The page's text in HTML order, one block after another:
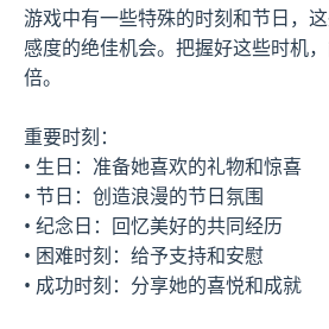
游戏中有一些特殊的时刻和节日，
感度的绝佳机会。把握好这些时机
倍。
重要时刻：
• 生日：准备她喜欢的礼物和惊喜
• 节日：创造浪漫的节日氛围
• 纪念日：回忆美好的共同经历
• 困难时刻：给予支持和安慰
• 成功时刻：分享她的喜悦和成就